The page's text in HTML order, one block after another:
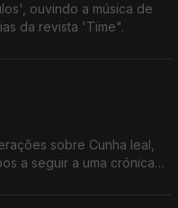
ouvindo a música de
da revista 'Time".
sobre Cunha leal,
a seguir a uma crónica